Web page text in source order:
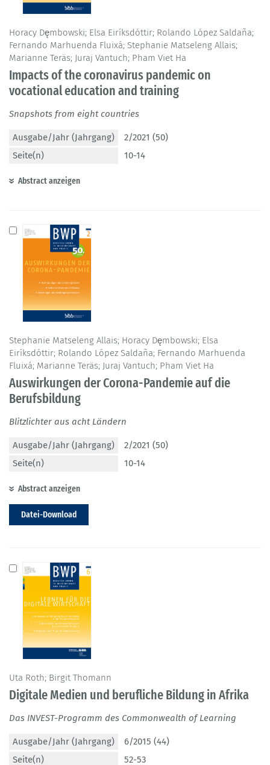
Horacy Dęmbowski; Elsa Eiríksdóttir; Rolando López Saldaña;
Fernando Marhuenda Fluixá; Stephanie Matseleng Allais;
Marianne Teräs; Juraj Vantuch; Pham Viet Ha
Impacts of the coronavirus pandemic on
vocational education and training
Snapshots from eight countries
Ausgabe/Jahr (Jahrgang)
2/2021 (50)
Seite(n)
10-14
Abstract anzeigen
Stephanie Matseleng Allais; Horacy Dęmbowski; Elsa
Eiríksdóttir; Rolando López Saldaña; Fernando Marhuenda
Fluixá; Marianne Teräs; Juraj Vantuch; Pham Viet Ha
Auswirkungen der Corona-Pandemie auf die
Berufsbildung
Blitzlichter aus acht Ländern
Ausgabe/Jahr (Jahrgang)
2/2021 (50)
Seite(n)
10-14
Abstract anzeigen
Datei-Download
Uta Roth; Birgit Thomann
Digitale Medien und berufliche Bildung in Afrika
Das INVEST-Programm des Commonwealth of Learning
Ausgabe/Jahr (Jahrgang)
6/2015 (44)
Seite(n)
52-53